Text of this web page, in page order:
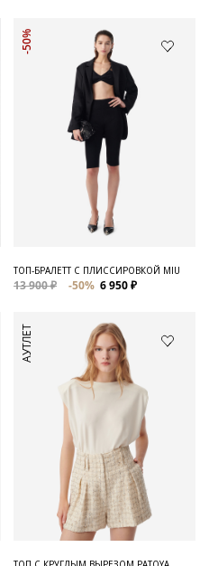
-50%
ТОП-БРАЛЕТТ С ПЛИССИРОВКОЙ MIU
13 900 ₽ -50% 6 950 ₽
АУТЛЕТ